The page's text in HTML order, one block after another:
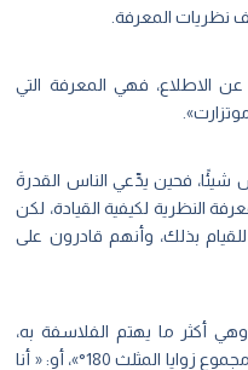
نظريات المعرفة.
الاطلاع، فهي المعرفة التي
شيئًا، فحين يدِّعي الناس القدرةَ
النظرية لكيفية القيادة، لكن
للقيام بذلك، وأنهم قادرون على
أكثر ما يهتم الفلاسفة به،
وهي المعرفة التي نقصدها حين نقول: «مجموع زوايا المثلث 180°»، أو: « أنا